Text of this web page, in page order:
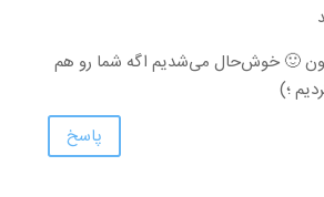
🙂 خوش‌حال می‌شدیم اگه شما رو هم
؛)
پاسخ